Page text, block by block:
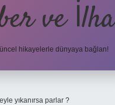
ve
hikayelerle dünyaya bağlan!
yıkanırsa parlar ?